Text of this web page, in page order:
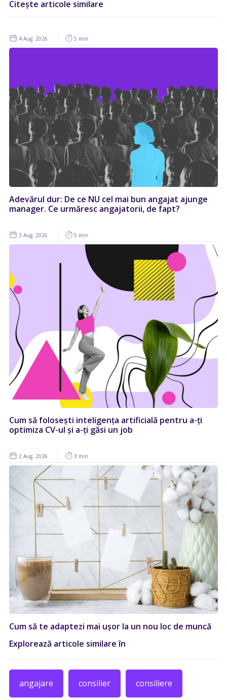
Citește articole similare
4 Aug. 2026 5 min
Adevărul dur: De ce NU cel mai bun angajat ajunge
manager. Ce urmăresc angajatorii, de fapt?
3 Aug. 2026 5 min
Cum să folosești inteligența artificială pentru a-ți
optimiza CV-ul și a-ți găsi un job
2 Aug. 2026 3 min
Cum să te adaptezi mai ușor la un nou loc de muncă
Explorează articole similare în
angajare consilier consiliere